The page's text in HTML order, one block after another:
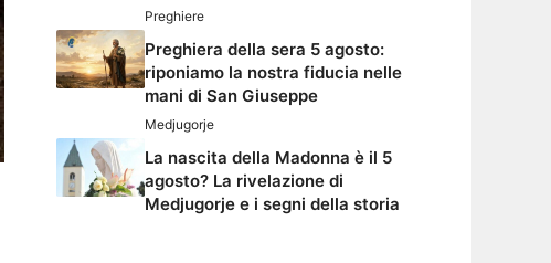
Preghiere
Preghiera della sera 5 agosto:
riponiamo la nostra fiducia nelle
mani di San Giuseppe
Medjugorje
La nascita della Madonna è il 5
agosto? La rivelazione di
Medjugorje e i segni della storia